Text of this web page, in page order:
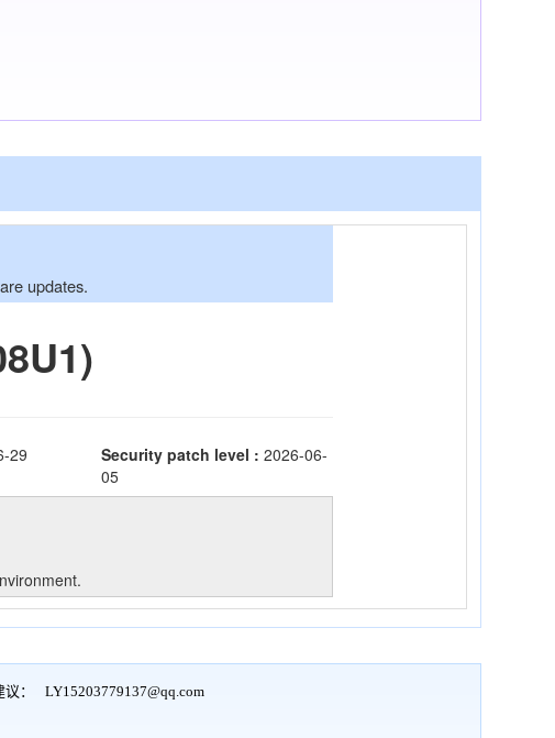
： LY15203779137@qq.com